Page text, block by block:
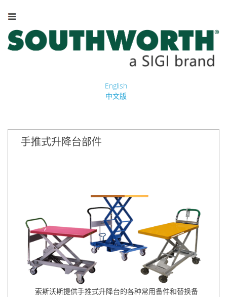
English
中文版
手推式升降台部件
索斯沃斯提供手推式升降台的各种常用备件和替换备